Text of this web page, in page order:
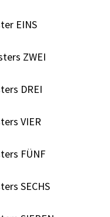
EINS
ZWEI
DREI
VIER
FÜNF
SECHS